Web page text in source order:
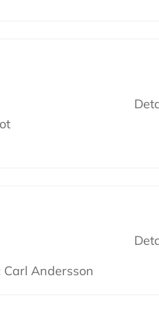
Carl Andersson